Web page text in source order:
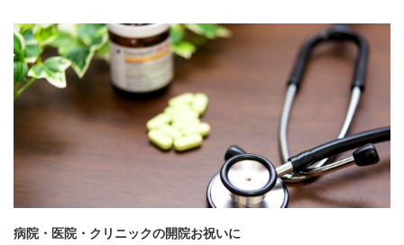
病院・医院・クリニックの開院お祝いに